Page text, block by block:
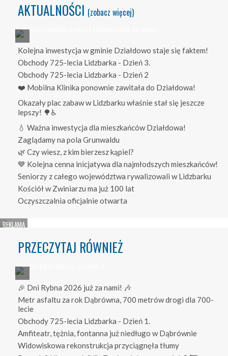
AKTUALNOŚCI (zobacz więcej)
Kolejna inwestycja w gminie Działdowo staje się faktem!
Obchody 725-lecia Lidzbarka - Dzień 3.
Obchody 725-lecia Lidzbarka - Dzień 2
❤️ Mobilna Klinika ponownie zawitała do Działdowa!
Okazały plac zabaw w Lidzbarku właśnie stał się jeszcze
lepszy! 🌳♿
💧 Ważna inwestycja dla mieszkańców Działdowa!
Zaglądamy na pola Grunwaldu
🌿 Czy wiesz, z kim bierzesz kąpiel?
💙 Kolejna cenna inicjatywa dla najmłodszych mieszkańców!
Seniorzy z całego województwa rywalizowali w Lidzbarku
Kościół w Zwiniarzu ma już 100 lat
Oczyszczalnia oficjalnie otwarta
PRZECZYTAJ RÓWNIEŻ
🎉 Dni Rybna 2026 już za nami! 🎶
Metr asfaltu za rok Dąbrówna, 700 metrów drogi dla 700-
lecie
Obchody 725-lecia Lidzbarka - Dzień 1.
Amfiteatr, tężnia, fontanna już niedługo w Dąbrównie
Widowiskowa rekonstrukcja przyciągnęła tłumy